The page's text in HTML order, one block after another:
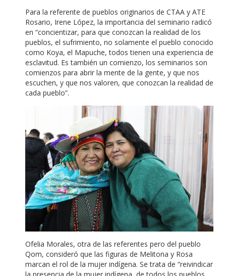
Para la referente de pueblos originarios de CTAA y ATE
Rosario, Irene López, la importancia del seminario radicó
en “concientizar, para que conozcan la realidad de los
pueblos, el sufrimiento, no solamente el pueblo conocido
como Koya, el Mapuche, todos tienen una experiencia de
esclavitud. Es también un comienzo, los seminarios son
comienzos para abrir la mente de la gente, y que nos
escuchen, y que nos valoren, que conozcan la realidad de
cada pueblo”.
Ofelia Morales, otra de las referentes pero del pueblo
Qom, consideró que las figuras de Melitona y Rosa
marcan el rol de la mujer indígena. Se trata de “reivindicar